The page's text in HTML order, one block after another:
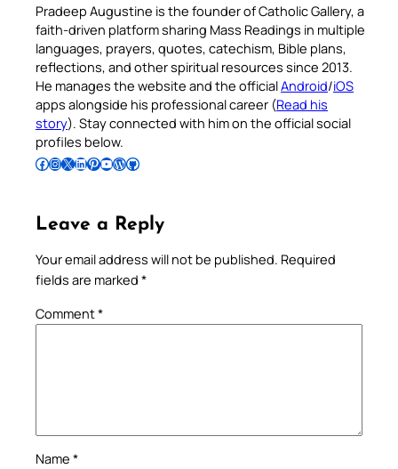
Pradeep Augustine is the founder of Catholic Gallery, a
faith-driven platform sharing Mass Readings in multiple
languages, prayers, quotes, catechism, Bible plans,
reflections, and other spiritual resources since 2013.
He manages the website and the officialAndroid/iOS
apps alongside his professional career (Read his
story). Stay connected with him on the official social
profiles below.
Follow Pradeep on Facebook Follow Pradeep on InstagramFollow Pradeep on X Follow Pradeep on LinkedIn Follow Pradeep on Pinterest Subscribe to Pradeep’s Youtube Channel Follow Pradeep on WordPress Follow Pradeep on GitHub
Leave a Reply
Your email address will not be published. Required
fields are marked *
Comment*
Name *